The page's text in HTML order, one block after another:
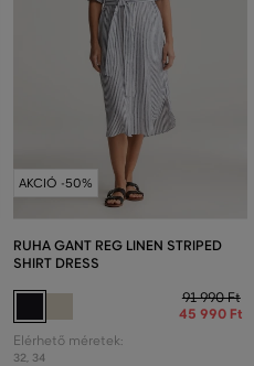
AKCIÓ -50%
RUHA GANT REG LINEN STRIPED
SHIRT DRESS
91 990 Ft
45 990 Ft
Elérhető méretek:
32 34